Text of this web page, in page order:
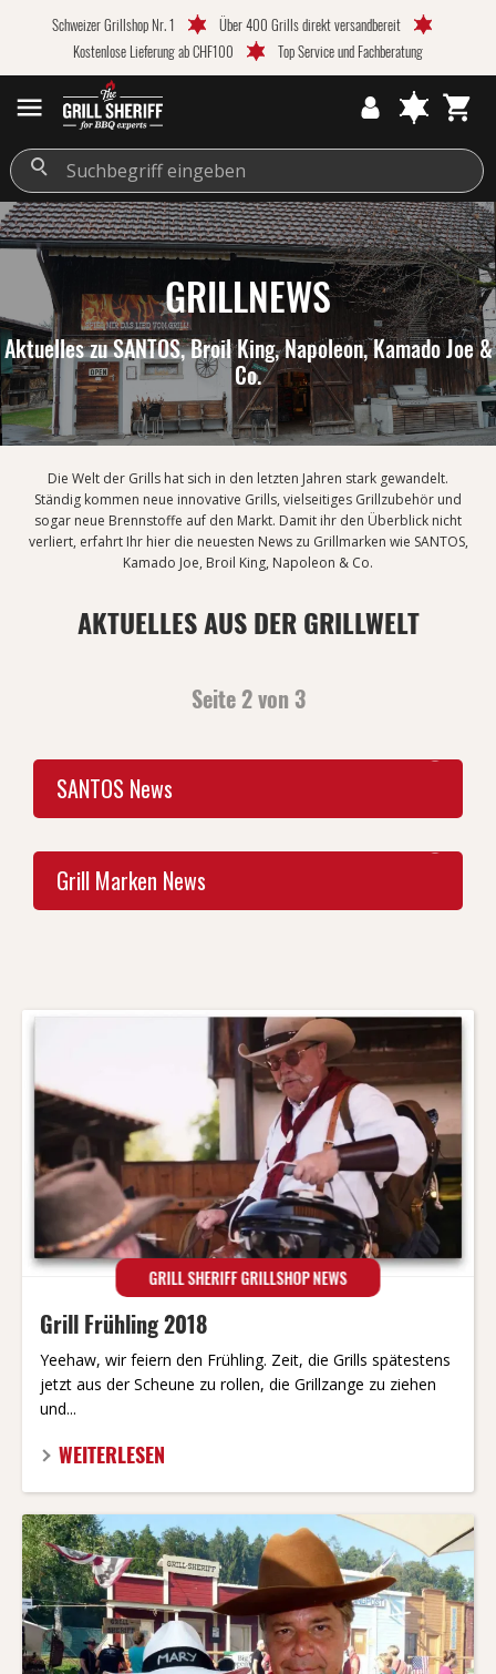
Schweizer Grillshop Nr. 1
Über 400 Grills direkt versandbereit
Kostenlose Lieferung ab CHF100
Top Service und Fachberatung
GRILLNEWS
Aktuelles zu SANTOS, Broil King, Napoleon, Kamado Joe &
Co.
Die Welt der Grills hat sich in den letzten Jahren stark gewandelt.
Ständig kommen neue innovative Grills, vielseitiges Grillzubehör und
sogar neue Brennstoffe auf den Markt. Damit ihr den Überblick nicht
verliert, erfahrt Ihr hier die neuesten News zu Grillmarken wie SANTOS,
Kamado Joe, Broil King, Napoleon & Co.
AKTUELLES AUS DER GRILLWELT
Seite 2 von 3
GRILL SHERIFF GRILLSHOP NEWS
Grill Frühling 2018
Yeehaw, wir feiern den Frühling. Zeit, die Grills spätestens
jetzt aus der Scheune zu rollen, die Grillzange zu ziehen
und...
WEITERLESEN